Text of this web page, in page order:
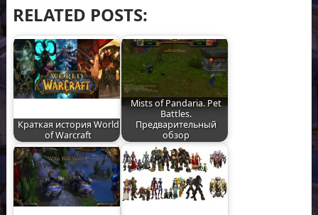
RELATED POSTS:
Краткая история World
of Warcraft
Mists of Pandaria. Pet
Battles.
Предварительный
обзор